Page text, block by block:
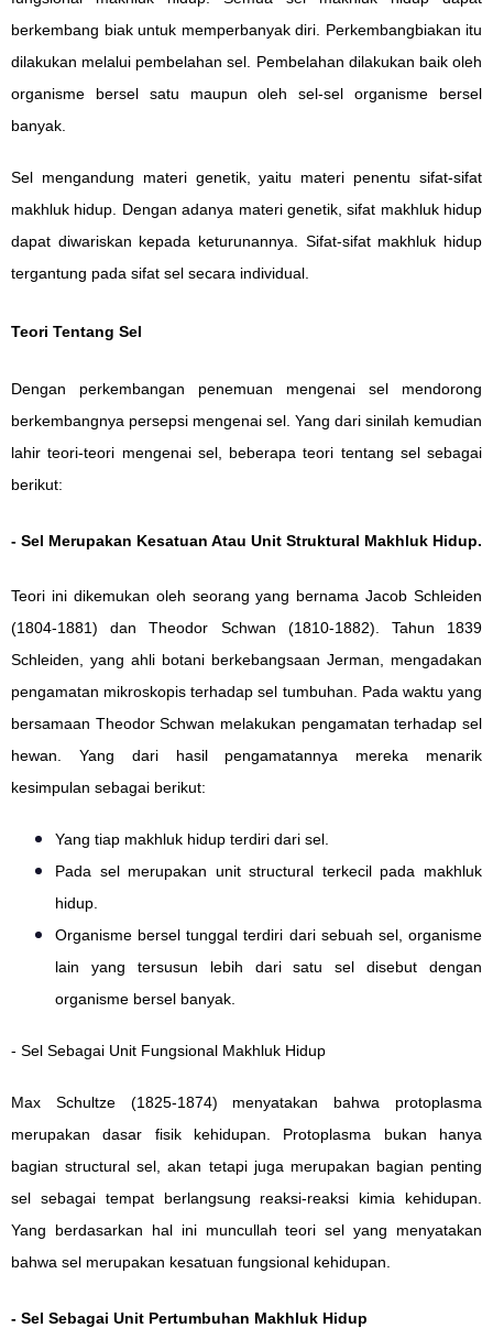
berkembang biak untuk memperbanyak diri. Perkembangbiakan itu
dilakukan melalui pembelahan sel. Pembelahan dilakukan baik oleh
organisme bersel satu maupun oleh sel-sel organisme bersel
banyak.
Sel mengandung materi genetik, yaitu materi penentu sifat-sifat
makhluk hidup. Dengan adanya materi genetik, sifat makhluk hidup
dapat diwariskan kepada keturunannya. Sifat-sifat makhluk hidup
tergantung pada sifat sel secara individual.
Teori Tentang Sel
Dengan perkembangan penemuan mengenai sel mendorong
berkembangnya persepsi mengenai sel. Yang dari sinilah kemudian
lahir teori-teori mengenai sel, beberapa teori tentang sel sebagai
berikut:
- Sel Merupakan Kesatuan Atau Unit Struktural Makhluk Hidup.
Teori ini dikemukan oleh seorang yang bernama Jacob Schleiden
(1804-1881) dan Theodor Schwan (1810-1882). Tahun 1839
Schleiden, yang ahli botani berkebangsaan Jerman, mengadakan
pengamatan mikroskopis terhadap sel tumbuhan. Pada waktu yang
bersamaan Theodor Schwan melakukan pengamatan terhadap sel
hewan. Yang dari hasil pengamatannya mereka menarik
kesimpulan sebagai berikut:
Yang tiap makhluk hidup terdiri dari sel.
Pada sel merupakan unit structural terkecil pada makhluk
hidup.
Organisme bersel tunggal terdiri dari sebuah sel, organisme
lain yang tersusun lebih dari satu sel disebut dengan
organisme bersel banyak.
- Sel Sebagai Unit Fungsional Makhluk Hidup
Max Schultze (1825-1874) menyatakan bahwa protoplasma
merupakan dasar fisik kehidupan. Protoplasma bukan hanya
bagian structural sel, akan tetapi juga merupakan bagian penting
sel sebagai tempat berlangsung reaksi-reaksi kimia kehidupan.
Yang berdasarkan hal ini muncullah teori sel yang menyatakan
bahwa sel merupakan kesatuan fungsional kehidupan.
- Sel Sebagai Unit Pertumbuhan Makhluk Hidup